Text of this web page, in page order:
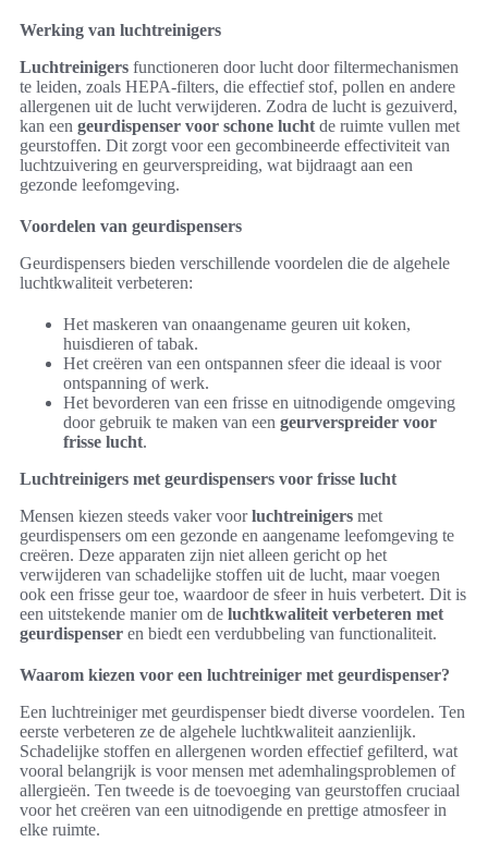
Werking van luchtreinigers
Luchtreinigers functioneren door lucht door filtermechanismen
te leiden, zoals HEPA-filters, die effectief stof, pollen en andere
allergenen uit de lucht verwijderen. Zodra de lucht is gezuiverd,
kan een geurdispenser voor schone lucht de ruimte vullen met
geurstoffen. Dit zorgt voor een gecombineerde effectiviteit van
luchtzuivering en geurverspreiding, wat bijdraagt aan een
gezonde leefomgeving.
Voordelen van geurdispensers
Geurdispensers bieden verschillende voordelen die de algehele
luchtkwaliteit verbeteren:
Het maskeren van onaangename geuren uit koken,
huisdieren of tabak.
Het creëren van een ontspannen sfeer die ideaal is voor
ontspanning of werk.
Het bevorderen van een frisse en uitnodigende omgeving
door gebruik te maken van een geurverspreider voor
frisse lucht.
Luchtreinigers met geurdispensers voor frisse lucht
Mensen kiezen steeds vaker voorluchtreinigers met
geurdispensers om een gezonde en aangename leefomgeving te
creëren. Deze apparaten zijn niet alleen gericht op het
verwijderen van schadelijke stoffen uit de lucht, maar voegen
ook een frisse geur toe, waardoor de sfeer in huis verbetert. Dit is
een uitstekende manier om de luchtkwaliteit verbeteren met
geurdispenser en biedt een verdubbeling van functionaliteit.
Waarom kiezen voor een luchtreiniger met geurdispenser?
Een luchtreiniger met geurdispenser biedt diverse voordelen. Ten
eerste verbeteren ze de algehele luchtkwaliteit aanzienlijk.
Schadelijke stoffen en allergenen worden effectief gefilterd, wat
vooral belangrijk is voor mensen met ademhalingsproblemen of
allergieën. Ten tweede is de toevoeging van geurstoffen cruciaal
voor het creëren van een uitnodigende en prettige atmosfeer in
elke ruimte.